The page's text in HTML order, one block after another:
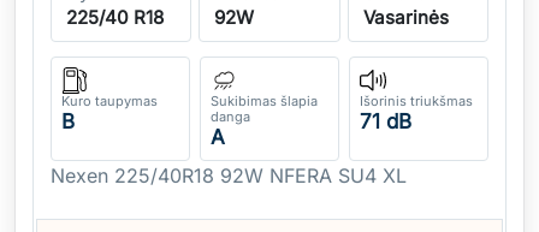
225/40 R18
92W
Vasarinės
Kuro taupymas
B
Sukibimas šlapia
danga
A
Išorinis triukšmas
71 dB
Nexen 225/40R18 92W NFERA SU4 XL